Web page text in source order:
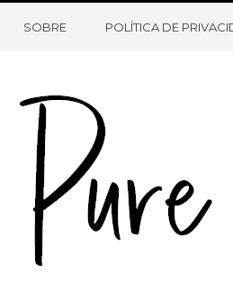
HOME
SOBRE POLÍTICA DE